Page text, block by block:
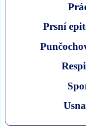
Prsní